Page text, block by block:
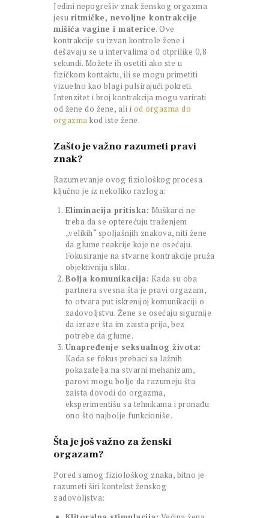
Jedini nepogrešiv znak ženskog orgazma
jesu ritmičke, nevoljne kontrakcije
mišića vagine i materice. Ove
kontrakcije su izvan kontrole žene i
dešavaju se u intervalima od otprilike 0,8
sekundi. Možete ih osetiti ako ste u
fizičkom kontaktu, ili se mogu primetiti
vizuelno kao blagi pulsirajući pokreti.
Intenzitet i broj kontrakcija mogu varirati
od žene do žene, ali i od orgazma do
orgazma kod iste žene.
Zašto je važno razumeti pravi
znak?
Razumevanje ovog fiziološkog procesa
ključno je iz nekoliko razloga:
Eliminacija pritiska: Muškarci ne
treba da se opterećuju traženjem
„velikih“ spoljašnjih znakova, niti žene
da glume reakcije koje ne osećaju.
Fokusiranje na stvarne kontrakcije pruža
objektivniju sliku.
Bolja komunikacija: Kada su oba
partnera svesna šta je pravi orgazam,
to otvara put iskrenijoj komunikaciji o
zadovoljstvu. Žene se osećaju sigurnije
da izraze šta im zaista prija, bez
potrebe da glume.
Unapređenje seksualnog života:
Kada se fokus prebaci sa lažnih
pokazatelja na stvarni mehanizam,
parovi mogu bolje da razumeju šta
zaista dovodi do orgazma,
eksperimentišu sa tehnikama i pronađu
ono što najbolje funkcioniše.
Šta je još važno za ženski
orgazam?
Pored samog fiziološkog znaka, bitno je
razumeti širi kontekst ženskog
zadovoljstva: